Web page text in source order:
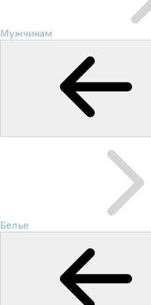
Мужчинам
Белье